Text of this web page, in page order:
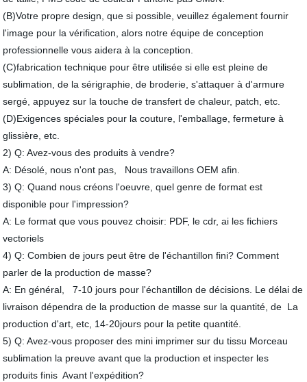
(B)Votre propre design, que si possible, veuillez également fournir
l'image pour la vérification, alors notre équipe de conception
professionnelle vous aidera à la conception.
(C)fabrication technique pour être utilisée si elle est pleine de
sublimation, de la sérigraphie, de broderie, s'attaquer à d'armure
sergé, appuyez sur la touche de transfert de chaleur, patch, etc.
(D)Exigences spéciales pour la couture, l'emballage, fermeture à
glissière, etc.
2) Q: Avez-vous des produits à vendre?
A: Désolé, nous n'ont pas, Nous travaillons OEM afin.
3) Q: Quand nous créons l'oeuvre, quel genre de format est
disponible pour l'impression?
A: Le format que vous pouvez choisir: PDF, le cdr, ai les fichiers
vectoriels
4) Q: Combien de jours peut être de l'échantillon fini? Comment
parler de la production de masse?
A: En général, 7-10 jours pour l'échantillon de décisions. Le délai de
livraison dépendra de la production de masse sur la quantité, de La
production d'art, etc, 14-20jours pour la petite quantité.
5) Q: Avez-vous proposer des mini imprimer sur du tissu Morceau
sublimation la preuve avant que la production et inspecter les
produits finis Avant l'expédition?